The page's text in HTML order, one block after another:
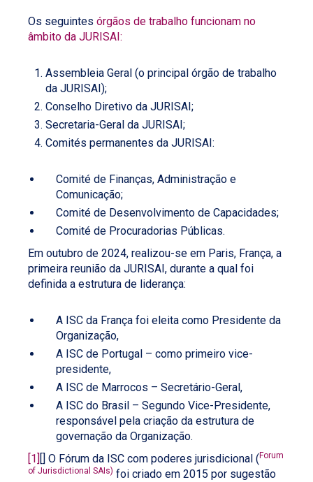
Os seguintes órgãos de trabalho funcionam no
âmbito da JURISAI:
Assembleia Geral (o principal órgão de trabalho
da JURISAI);
Conselho Diretivo da JURISAI;
Secretaria-Geral da JURISAI;
Comités permanentes da JURISAI:
Comité de Finanças, Administração e
Comunicação;
Comité de Desenvolvimento de Capacidades;
Comité de Procuradorias Públicas.
Em outubro de 2024, realizou-se em Paris, França, a
primeira reunião da JURISAI, durante a qual foi
definida a estrutura de liderança:
A ISC da França foi eleita como Presidente da
Organização,
A ISC de Portugal – como primeiro vice-
presidente,
A ISC de Marrocos – Secretário-Geral,
A ISC do Brasil – Segundo Vice-Presidente,
responsável pela criação da estrutura de
governação da Organização.
[1]
[] O Fórum da ISC com poderes jurisdicional ( Forum
of Jurisdictional SAIs) foi criado em 2015 por sugestão